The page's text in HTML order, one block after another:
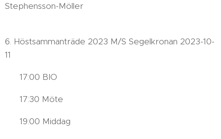
Stephensson-Möller
6. Höstsammanträde 2023 M/S Segelkronan 2023-10-
11
17:00 BIO
17:30 Möte
19:00 Middag